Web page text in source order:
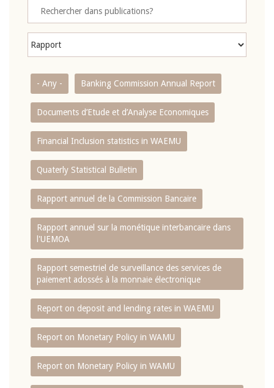
- Any - Banking Commission Annual Report
Documents d’Etude et d’Analyse Economiques
Financial Inclusion statistics in WAEMU
Quaterly Statistical Bulletin
Rapport annuel de la Commission Bancaire
Rapport annuel sur la monétique interbancaire dans
l'UEMOA
Rapport semestriel de surveillance des services de
paiement adossés à la monnaie électronique
Report on deposit and lending rates in WAEMU
Report on Monetary Policy in WAMU
Report on Monetary Policy in WAMU